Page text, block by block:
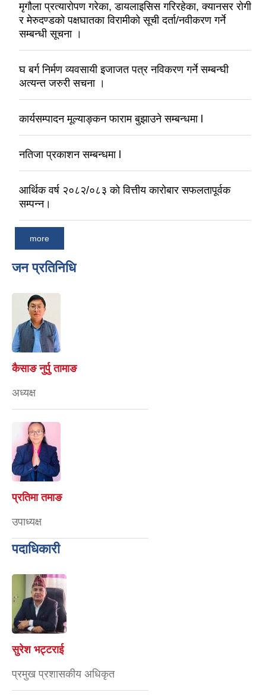
मृगौला प्रत्यारोपण गरेका, डायलाइसिस गरिरहेका, क्यानसर रोगी
र मेरुदण्डको पक्षघातका विरामीको सूची दर्ता/नवीकरण गर्ने
सम्बन्धी सूचना ।
घ बर्ग निर्मण व्यवसायी इजाजत पत्र नविकरण गर्ने सम्बन्घी
अत्यन्त जरुरी सचना ।
कार्यसम्पादन मूल्याङ्कन फाराम बुझाउने सम्बन्धमा l
नतिजा प्रकाशन सम्बन्धमा l
आर्थिक वर्ष २०८२/०८३ को वित्तीय कारोबार सफलतापूर्वक
सम्पन्न।
more
जन प्रतिनिधि
कैसाङ नुर्पु तामाङ
अध्यक्ष
प्रतिमा तमाङ
उपाध्यक्ष
पदाधिकारी
सुरेश भट्टराई
प्रमुख प्रशासकीय अधिकृत